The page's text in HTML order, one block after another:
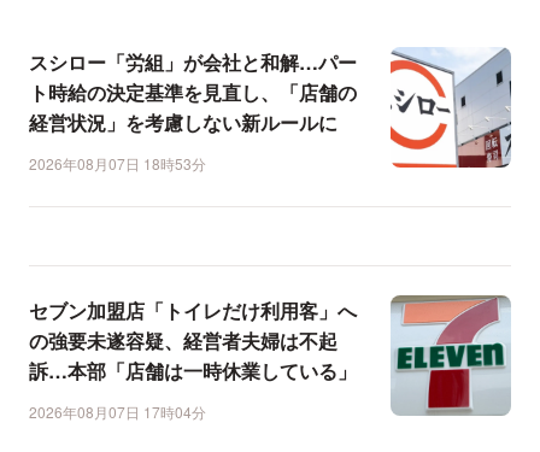
スシロー「労組」が会社と和解…パー
ト時給の決定基準を見直し、「店舗の
経営状況」を考慮しない新ルールに
2026年08月07日 18時53分
セブン加盟店「トイレだけ利用客」へ
の強要未遂容疑、経営者夫婦は不起
訴…本部「店舗は一時休業している」
2026年08月07日 17時04分